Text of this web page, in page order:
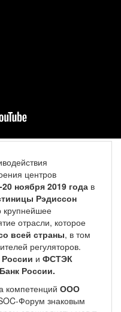
центров
20 ноября 2019 года в
Рэдиссон
крупнейшее
отрасли, которое
всей страны, в том
регуляторов.
и ФСТЭК
Банк России.
компетенций ООО
Форум знаковым